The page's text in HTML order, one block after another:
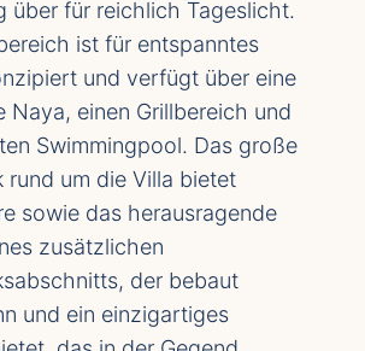
über für reichlich Tageslicht.
ist für entspanntes
und verfügt über eine
Naya, einen Grillbereich und
Swimmingpool. Das große
rund um die Villa bietet
sowie das herausragende
zusätzlichen
der bebaut
und ein einzigartiges